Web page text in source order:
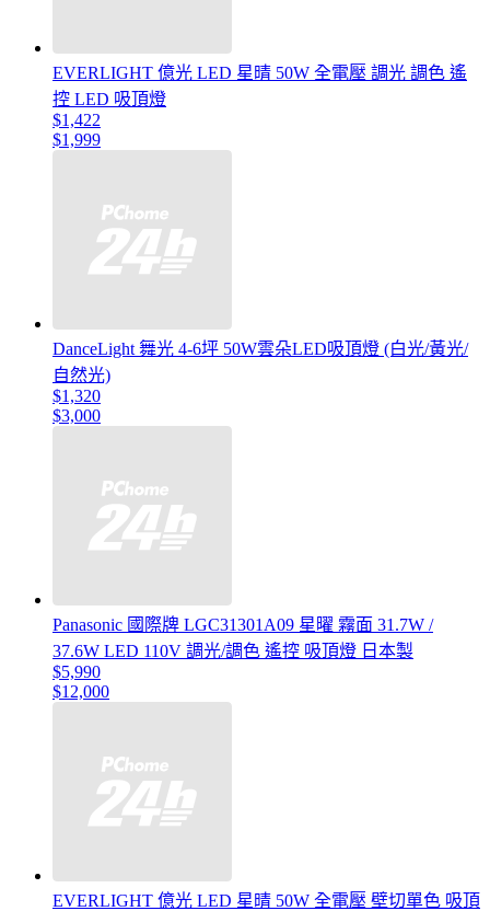
EVERLIGHT 億光 LED 星晴 50W 全電壓 調光 調色 遙
控 LED 吸頂燈
$1,422
$1,999
DanceLight 舞光 4-6坪 50W雲朵LED吸頂燈 (白光/黃光/
自然光)
$1,320
$3,000
Panasonic 國際牌 LGC31301A09 星曜 霧面 31.7W /
37.6W LED 110V 調光/調色 遙控 吸頂燈 日本製
$5,990
$12,000
EVERLIGHT 億光 LED 星晴 50W 全電壓 壁切單色 吸頂